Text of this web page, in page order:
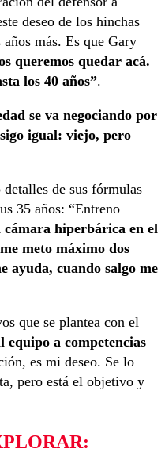
deseo de los hinchas
más. Es que Gary
queremos quedar acá.
los 40 años”.
se va negociando por
igual: viejo, pero
de sus fórmulas
35 años: “Entreno
cámara hiperbárica en el
meto máximo dos
ayuda, cuando salgo me
que se plantea con el
a competencias
es mi deseo. Se lo
pero está el objetivo y